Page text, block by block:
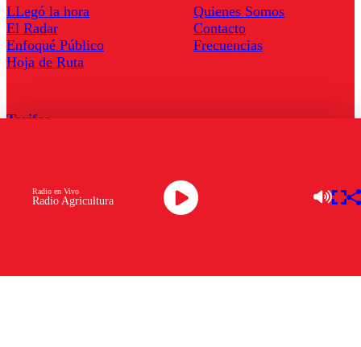
Radio Agricultura
Radio en Vivo
LLegó la hora
El Radar
Enfoqué Público
Hoja de Ruta
Quienes Somos
Contacto
Frecuencias
Tarifas
Descarga la APP